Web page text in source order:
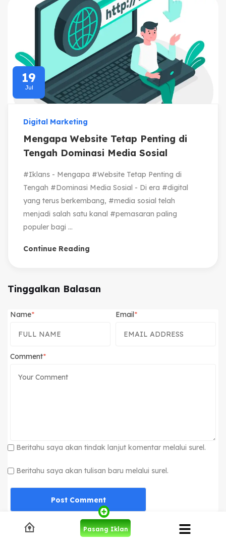
19
Jul
Digital Marketing
Mengapa Website Tetap Penting di
Tengah Dominasi Media Sosial
#Iklans - Mengapa #Website Tetap Penting di
Tengah #Dominasi Media Sosial - Di era #digital
yang terus berkembang, #media sosial telah
menjadi salah satu kanal #pemasaran paling
populer bagi ...
Continue Reading
Tinggalkan Balasan
Name Email
Comment
Beritahu saya akan tindak lanjut komentar melalui surel.
Beritahu saya akan tulisan baru melalui surel.
Pasang Iklan